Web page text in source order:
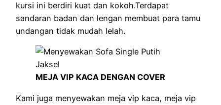
kursi ini berdiri kuat dan kokoh.Terdapat
sandaran badan dan lengan membuat para tamu
undangan tidak mudah lelah.
MEJA VIP KACA DENGAN COVER
Kami juga menyewakan meja vip kaca, meja vip